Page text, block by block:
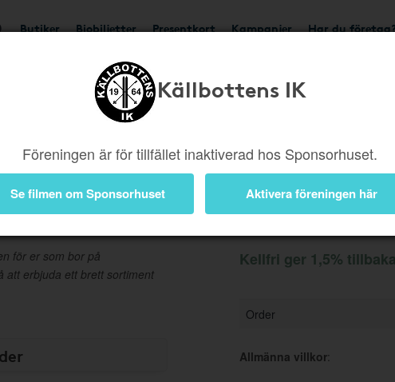
Butiker Biobiljetter Presentkort Kampanjer Har du
Källbottens IK
Föreningen är för tillfället inaktiverad hos Sponsorhuset.
Se filmen om Sponsorhuset Aktivera föreningen här
för er som bor på
att erbjuda ett brett sortiment
Information
Kellfri ger 1,5% tillbaka
Order
Allmänna villkor: